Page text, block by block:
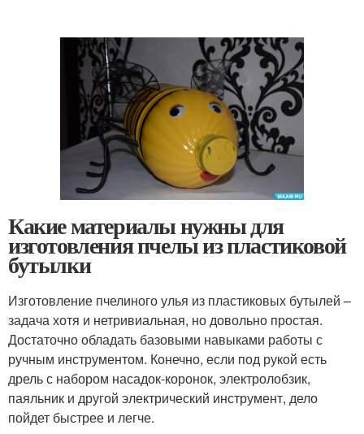
Какие материалы нужны для
изготовления пчелы из пластиковой
бутылки
Изготовление пчелиного улья из пластиковых бутылей –
задача хотя и нетривиальная, но довольно простая.
Достаточно обладать базовыми навыками работы с
ручным инструментом. Конечно, если под рукой есть
дрель с набором насадок-коронок, электролобзик,
паяльник и другой электрический инструмент, дело
пойдет быстрее и легче.